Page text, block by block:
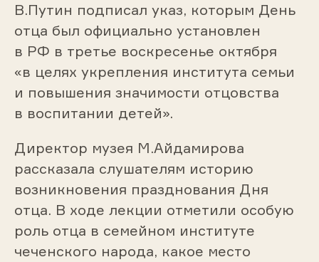
В.Путин подписал указ, которым День
отца был официально установлен
в РФ в третье воскресенье октября
«в целях укрепления института семьи
и повышения значимости отцовства
в воспитании детей».
Директор музея М.Айдамирова
рассказала слушателям историю
возникновения празднования Дня
отца. В ходе лекции отметили особую
роль отца в семейном институте
чеченского народа, какое место